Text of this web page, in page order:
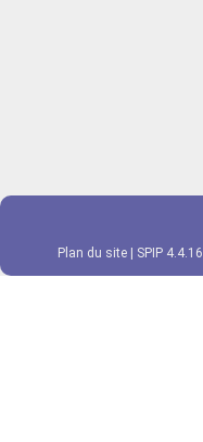
Plan du site SPIP 4.4.16